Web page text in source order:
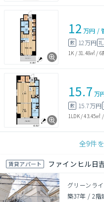
12 万円 /
敷 12万円 礼
1K /31.48㎡ / 6
15.7 万
敷 15.7万円
1LDK/43.45㎡ /
全9件
賃貸アパート ファインヒル日
グリーンラ
築37年 /2階